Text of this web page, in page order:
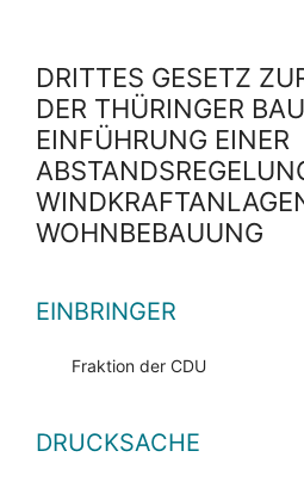
DRITTES GESETZ
DER THÜRINGER
EINFÜHRUNG EINER
WOHNBEBAUUNG
EINBRINGER
Fraktion der CDU
DRUCKSACHE